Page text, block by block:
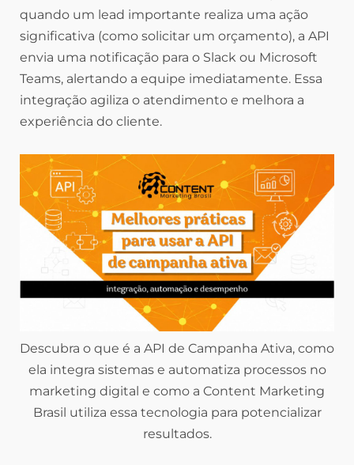
quando um lead importante realiza uma ação
significativa (como solicitar um orçamento), a API
envia uma notificação para o Slack ou Microsoft
Teams, alertando a equipe imediatamente. Essa
integração agiliza o atendimento e melhora a
experiência do cliente.
Descubra o que é a API de Campanha Ativa, como
ela integra sistemas e automatiza processos no
marketing digital e como a Content Marketing
Brasil utiliza essa tecnologia para potencializar
resultados.